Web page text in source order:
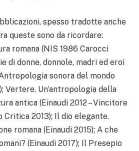
spesso tradotte anche
queste sono da ricordare:
romana (NIS 1986 Carocci
di donne, donnole, madri ed eroi
sonora del mondo
Vertere. Un’antropologia della
antica (Einaudi 2012 – Vincitore
2013); Il dio elegante.
romana (Einaudi 2015); A che
(Einaudi 2017); Il Presepio